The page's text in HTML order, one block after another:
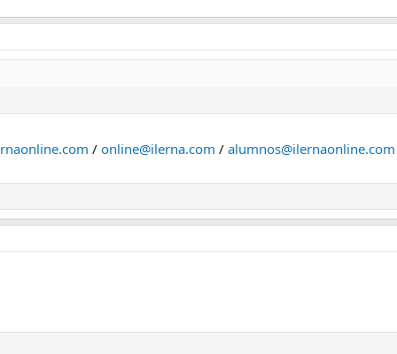
/ online@ilerna.com / alumnos@ilernaonline.com